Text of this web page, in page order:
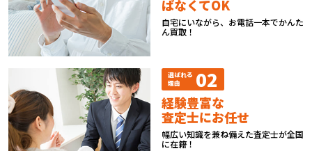
ばなくてOK
自宅にいながら、お電話一本でかんた
ん買取！
選ばれる
理由
02
経験豊富な
査定士にお任せ
幅広い知識を兼ね備えた査定士が全国
に在籍！